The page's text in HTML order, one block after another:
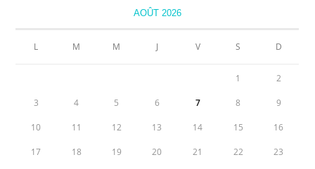
AOÛT 2026
L M M J V S D
1 2
3 4 5 6 7 8 9
10 11 12 13 14 15 16
17 18 19 20 21 22 23